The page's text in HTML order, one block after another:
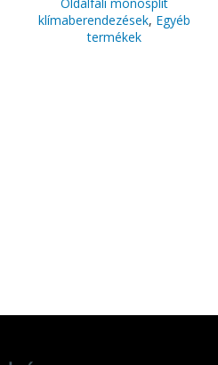
klímaberendezések, Egyéb
termékek